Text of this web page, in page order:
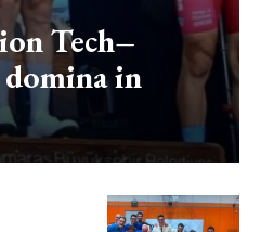
Tech–
in